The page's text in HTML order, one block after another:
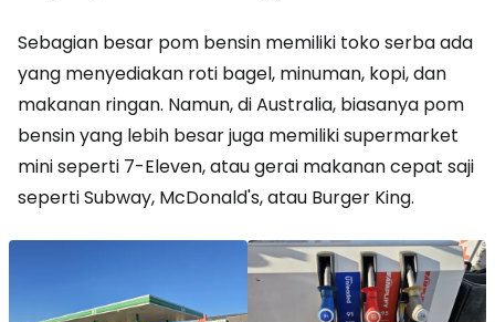
Sebagian besar pom bensin memiliki toko serba ada
yang menyediakan roti bagel, minuman, kopi, dan
makanan ringan. Namun, di Australia, biasanya pom
bensin yang lebih besar juga memiliki supermarket
mini seperti 7-Eleven, atau gerai makanan cepat saji
seperti Subway, McDonald's, atau Burger King.